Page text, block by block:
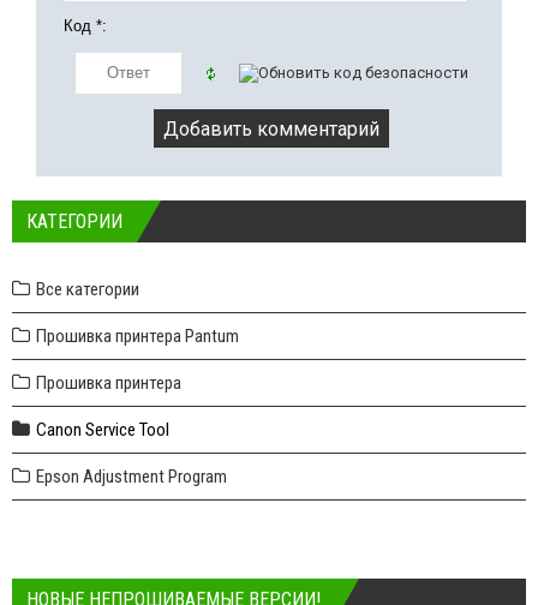
Код *:
КАТЕГОРИИ
Все категории
Прошивка принтера Pantum
Прошивка принтера
Canon Service Tool
Epson Adjustment Program
НОВЫЕ НЕПРОШИВАЕМЫЕ ВЕРСИИ!